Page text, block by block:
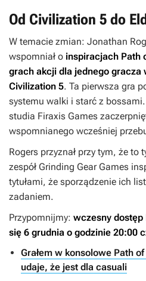
Od Civilization 5 do
W temacie zmian: Jonathan
wspomniał o inspiracjach Path
grach akcji dla jednego
Civilization 5. Ta pierwsza gra
systemu walki i starć z
studia Firaxis Games
wspomnianego wcześniej
Rogers przyznał przy tym, że to
zespół Grinding Gear Games
tytułami, że sporządzenie ich
zadaniem.
Przypomnijmy: wczesny dostęp
się 6 grudnia o godzinie 20:00
Grałem w konsolowe Path
udaje, że jest dla casuali